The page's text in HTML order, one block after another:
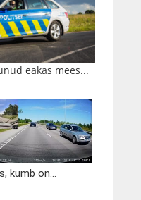
eakas mees...
kumb on...